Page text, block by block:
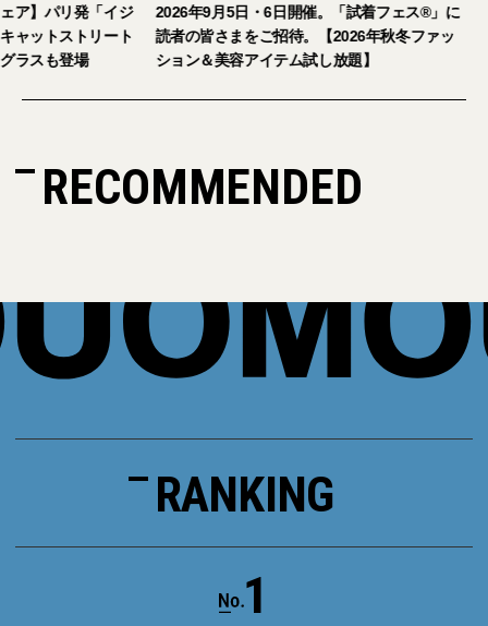
ア】パリ発「イジ
ャットストリート
ラスも登場
2026年9月5日・6日開催。「試着フェス®︎」に
読者の皆さまをご招待。【2026年秋冬ファッ
ション＆美容アイテム試し放題】
RECOMMENDED
RANKING
1